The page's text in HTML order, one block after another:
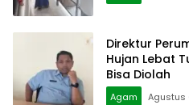
Direktur
Hujan Lebat
Bisa Diolah
Agam Agustus